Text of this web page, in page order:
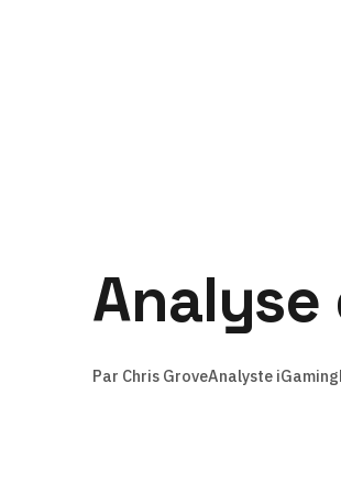
Par Chris GroveAnalyste iGaming